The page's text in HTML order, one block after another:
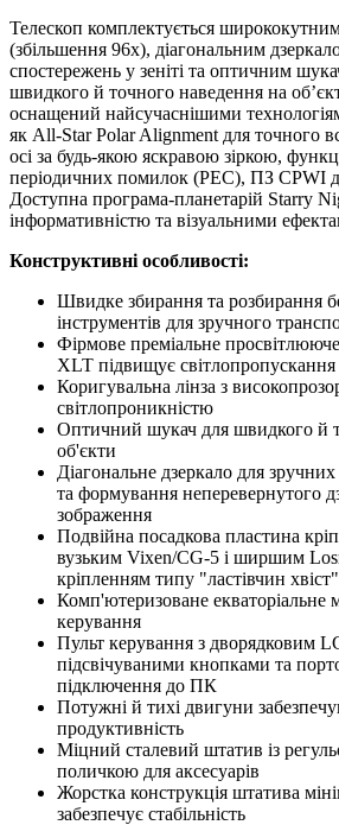
Телескоп комплектується
(збільшення 96х), діагональним
спостережень у зеніті та оптичним
швидкого й точного наведення на
оснащений найсучаснішими
як All-Star Polar Alignment для точного
осі за будь-якою яскравою зіркою,
періодичних помилок (PEC), ПЗ CPWI
Доступна програма-планетарій Starry
інформативністю та візуальними
Конструктивні особливості:
Швидке збирання та розбирання
інструментів для зручного
Фірмове преміальне
XLT підвищує світлопропускання
Коригувальна лінза з
світлопроникністю
Оптичний шукач для швидкого й
об'єкти
Діагональне дзеркало для зручних
та формування неперевернутого
зображення
Подвійна посадкова пластина
вузьким Vixen/CG-5 і ширшим
кріпленням типу "ластівчин хвіст"
Комп'ютеризоване екваторіальне
керування
Пульт керування з дворядковим
підсвічуваними кнопками та
підключення до ПК
Потужні й тихі двигуни
продуктивність
Міцний сталевий штатив із
поличкою для аксесуарів
Жорстка конструкція штатива
забезпечує стабільність